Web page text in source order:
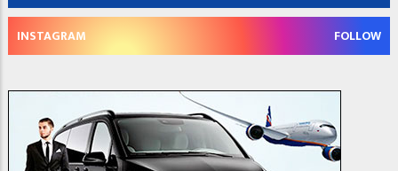
INSTAGRAM FOLLOW